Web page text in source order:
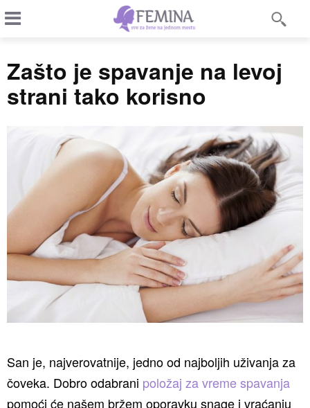
Zašto je spavanje na levoj
strani tako korisno
San je, najverovatnije, jedno od najboljih uživanja za
čoveka. Dobro odabrani položaj za vreme spavanja
pomoći će našem bržem oporavku snage i vraćanju